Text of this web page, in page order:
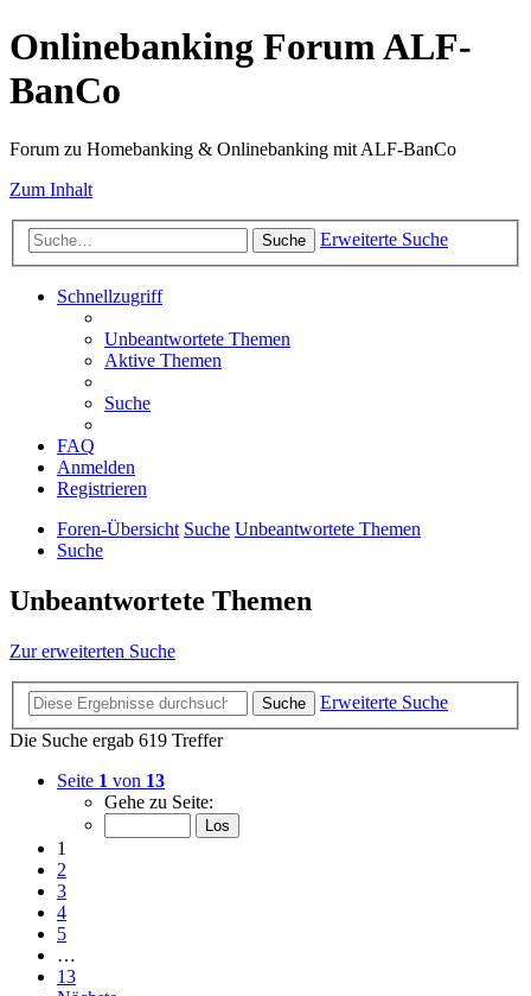
Onlinebanking Forum ALF-
BanCo
Forum zu Homebanking & Onlinebanking mit ALF-BanCo
Zum Inhalt
Suche Erweiterte Suche
Schnellzugriff
Unbeantwortete Themen
Aktive Themen
Suche
FAQ
Anmelden
Registrieren
Foren-Übersicht Suche Unbeantwortete Themen
Suche
Unbeantwortete Themen
Zur erweiterten Suche
Suche
Erweiterte Suche
Die Suche ergab 619 Treffer
Seite 1 von 13
Gehe zu Seite:
1
2
3
4
5
…
13